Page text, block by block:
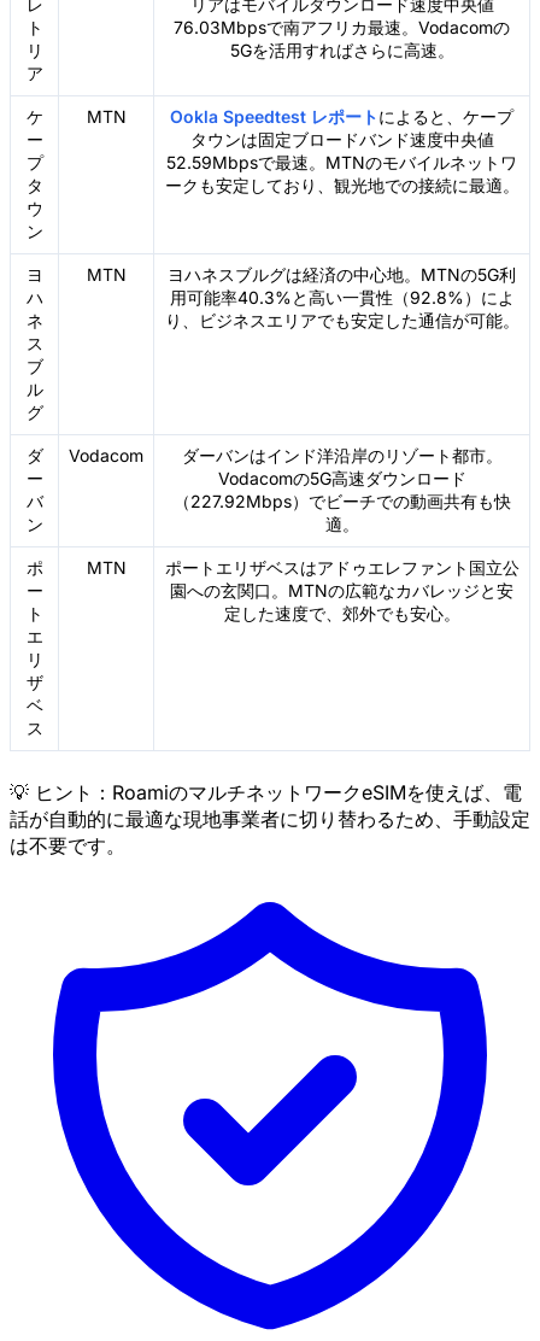
レ
ト
リ
ア
リアはモバイルダウンロード速度中央値
76.03Mbpsで南アフリカ最速。Vodacomの
5Gを活用すればさらに高速。
ケ
ー
プ
タ
ウ
ン
MTN Ookla Speedtest レポートによると、ケープ
タウンは固定ブロードバンド速度中央値
52.59Mbpsで最速。MTNのモバイルネットワ
ークも安定しており、観光地での接続に最適。
ヨ
ハ
ネ
ス
ブ
ル
グ
MTN
ヨハネスブルグは経済の中心地。MTNの5G利
用可能率40.3%と高い一貫性（92.8%）によ
り、ビジネスエリアでも安定した通信が可能。
ダ
ー
バ
ン
Vodacom
ダーバンはインド洋沿岸のリゾート都市。
Vodacomの5G高速ダウンロード
（227.92Mbps）でビーチでの動画共有も快
適。
ポ
ー
ト
エ
リ
ザ
ベ
ス
MTN
ポートエリザベスはアドゥエレファント国立公
園への玄関口。MTNの広範なカバレッジと安
定した速度で、郊外でも安心。
💡 ヒント：RoamiのマルチネットワークeSIMを使えば、電
話が自動的に最適な現地事業者に切り替わるため、手動設定
は不要です。